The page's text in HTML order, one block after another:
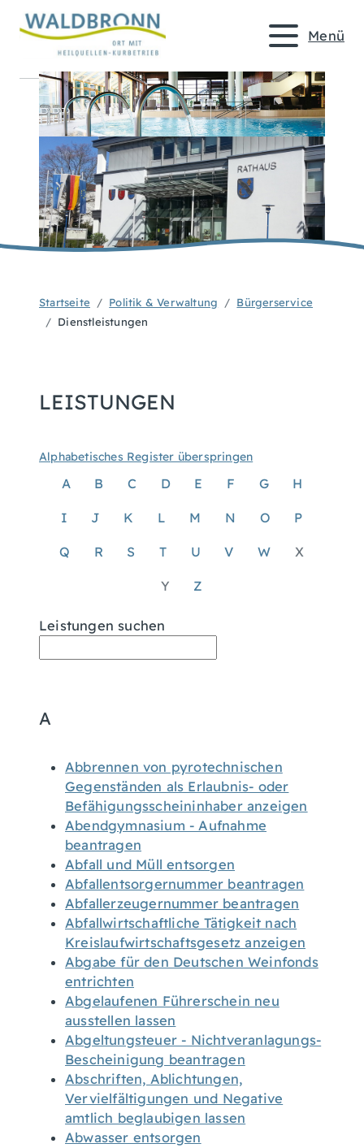
Menü
Startseite Politik & Verwaltung
Bürgerservice
Dienstleistungen
LEISTUNGEN
Alphabetisches Register überspringen
A B C D E F G H
I J K L M N O P
Q R S T U V W X
Y Z
Leistungen suchen
A
Abbrennen von pyrotechnischen
Gegenständen als Erlaubnis- oder
Befähigungsscheininhaber anzeigen
Abendgymnasium - Aufnahme
beantragen
Abfall und Müll entsorgen
Abfallentsorgernummer beantragen
Abfallerzeugernummer beantragen
Abfallwirtschaftliche Tätigkeit nach
Kreislaufwirtschaftsgesetz anzeigen
Abgabe für den Deutschen Weinfonds
entrichten
Abgelaufenen Führerschein neu
ausstellen lassen
Abgeltungsteuer - Nichtveranlagungs-
Bescheinigung beantragen
Abschriften, Ablichtungen,
Vervielfältigungen und Negative
amtlich beglaubigen lassen
Abwasser entsorgen